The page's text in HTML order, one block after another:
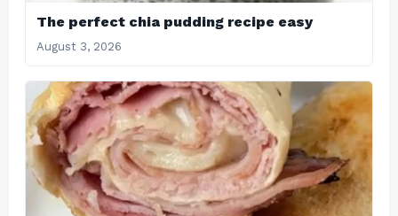
The perfect chia pudding recipe easy
August 3, 2026